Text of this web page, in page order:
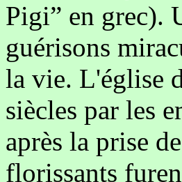
Pigi” en grec).
guérisons
la vie. L'église
siècles par les
après la prise
florissants